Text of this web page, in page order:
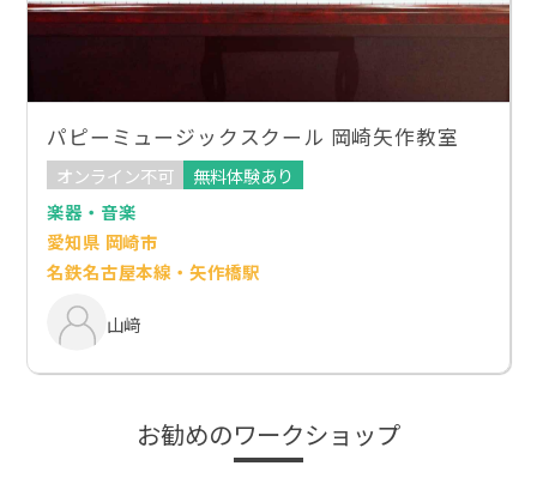
パピーミュージックスクール 岡崎矢作教室
オンライン不可
無料体験あり
楽器・音楽
愛知県 岡崎市
名鉄名古屋本線・矢作橋駅
山﨑
お勧めのワークショップ